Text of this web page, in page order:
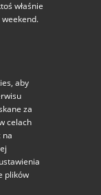
właśnie
aby
za
celach
na
plików